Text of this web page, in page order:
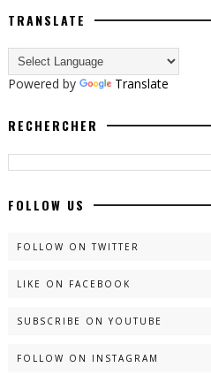
TRANSLATE
Powered by Translate
RECHERCHER
FOLLOW US
FOLLOW ON TWITTER
LIKE ON FACEBOOK
SUBSCRIBE ON YOUTUBE
FOLLOW ON INSTAGRAM